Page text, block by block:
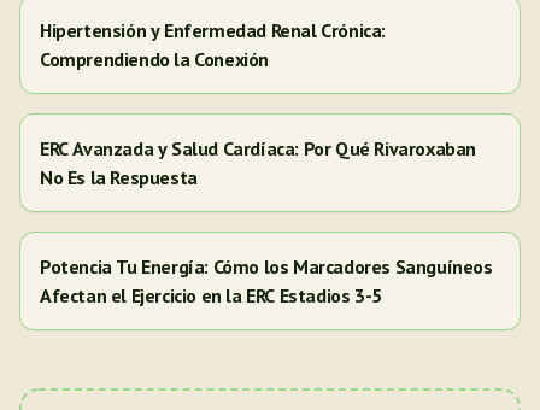
Hipertensión y Enfermedad Renal Crónica:
Comprendiendo la Conexión
ERC Avanzada y Salud Cardíaca: Por Qué Rivaroxaban
No Es la Respuesta
Potencia Tu Energía: Cómo los Marcadores Sanguíneos
Afectan el Ejercicio en la ERC Estadios 3-5